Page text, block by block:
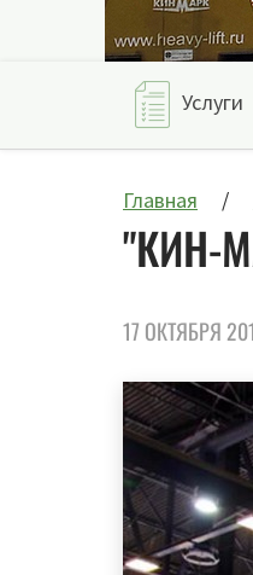
Услуги
Главная
"КИН-
17 ОКТЯБРЯ